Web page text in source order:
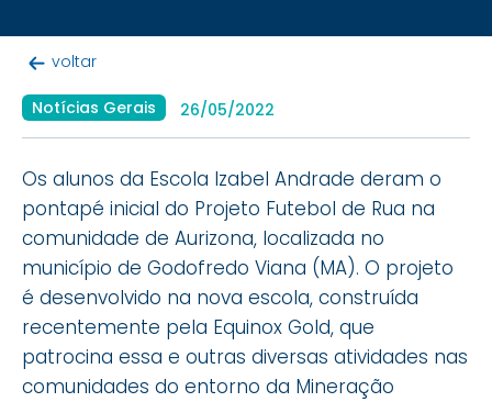
voltar
Notícias Gerais 26/05/2022
Os alunos da Escola Izabel Andrade deram o
pontapé inicial do Projeto Futebol de Rua na
comunidade de Aurizona, localizada no
município de Godofredo Viana (MA). O projeto
é desenvolvido na nova escola, construída
recentemente pela Equinox Gold, que
patrocina essa e outras diversas atividades nas
comunidades do entorno da Mineração